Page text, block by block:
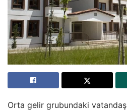
Orta gelir grubundaki